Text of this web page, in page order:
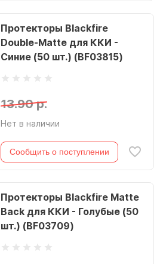
Протекторы Blackfire
Double-Matte для ККИ -
Синие (50 шт.) (BF03815)
13.90 р.
Нет в наличии
Сообщить о поступлении
Протекторы Blackfire Matte
Back для ККИ - Голубые (50
шт.) (BF03709)